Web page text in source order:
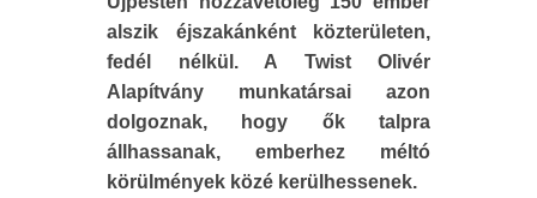
alszik éjszakánként közterületen,
fedél nélkül. A Twist Olivér
Alapítvány munkatársai azon
dolgoznak, hogy ők talpra
állhassanak, emberhez méltó
körülmények közé kerülhessenek.